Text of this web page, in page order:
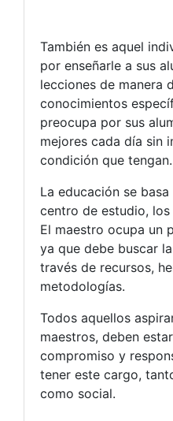
También es aquel
por enseñarle a sus
lecciones de manera
conocimientos
preocupa por sus
mejores cada día sin
condición que tengan.
La educación se
centro de estudio,
El maestro ocupa un
ya que debe buscar
través de recursos,
metodologías.
Todos aquellos
maestros, deben
compromiso y
tener este cargo,
como social.